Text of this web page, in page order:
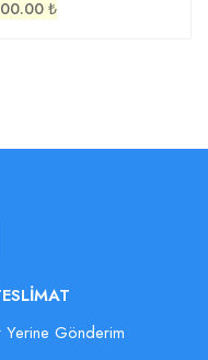
₺
Yerine Gönderim